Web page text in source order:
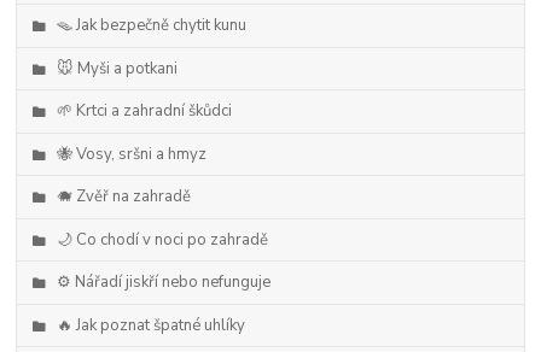
🪤 Jak bezpečně chytit kunu
🐭 Myši a potkani
🌱 Krtci a zahradní škůdci
🐝 Vosy, sršni a hmyz
🐗 Zvěř na zahradě
🌙 Co chodí v noci po zahradě
⚙️ Nářadí jiskří nebo nefunguje
🔥 Jak poznat špatné uhlíky